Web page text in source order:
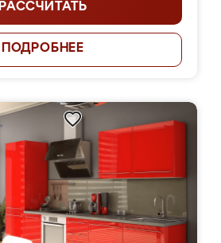
РАССЧИТАТЬ
ПОДРОБНЕЕ